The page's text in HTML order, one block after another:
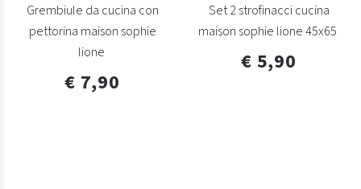
Grembiule da cucina con
pettorina maison sophie
lione
€ 7,90
Set 2 strofinacci cucina
maison sophie lione 45x65
€ 5,90